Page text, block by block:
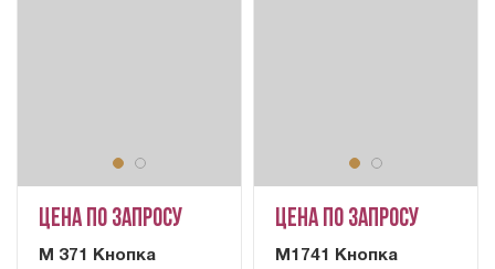
Цена по запросу
М 371 Кнопка
Цена по запросу
M1741 Кнопка